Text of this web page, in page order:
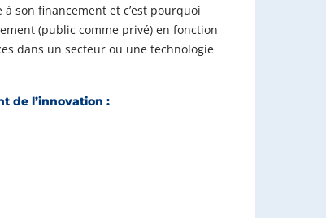
son financement et c’est pourquoi
(public comme privé) en fonction
dans un secteur ou une technologie
de l’innovation :